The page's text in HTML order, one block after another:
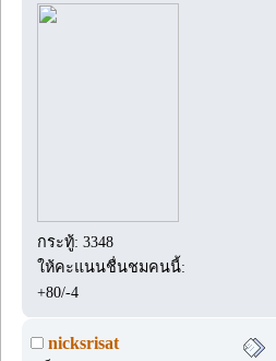
กระทู้: 3348
ให้คะแนนชื่นชมคนนี้:
+80/-4
nicksrisat